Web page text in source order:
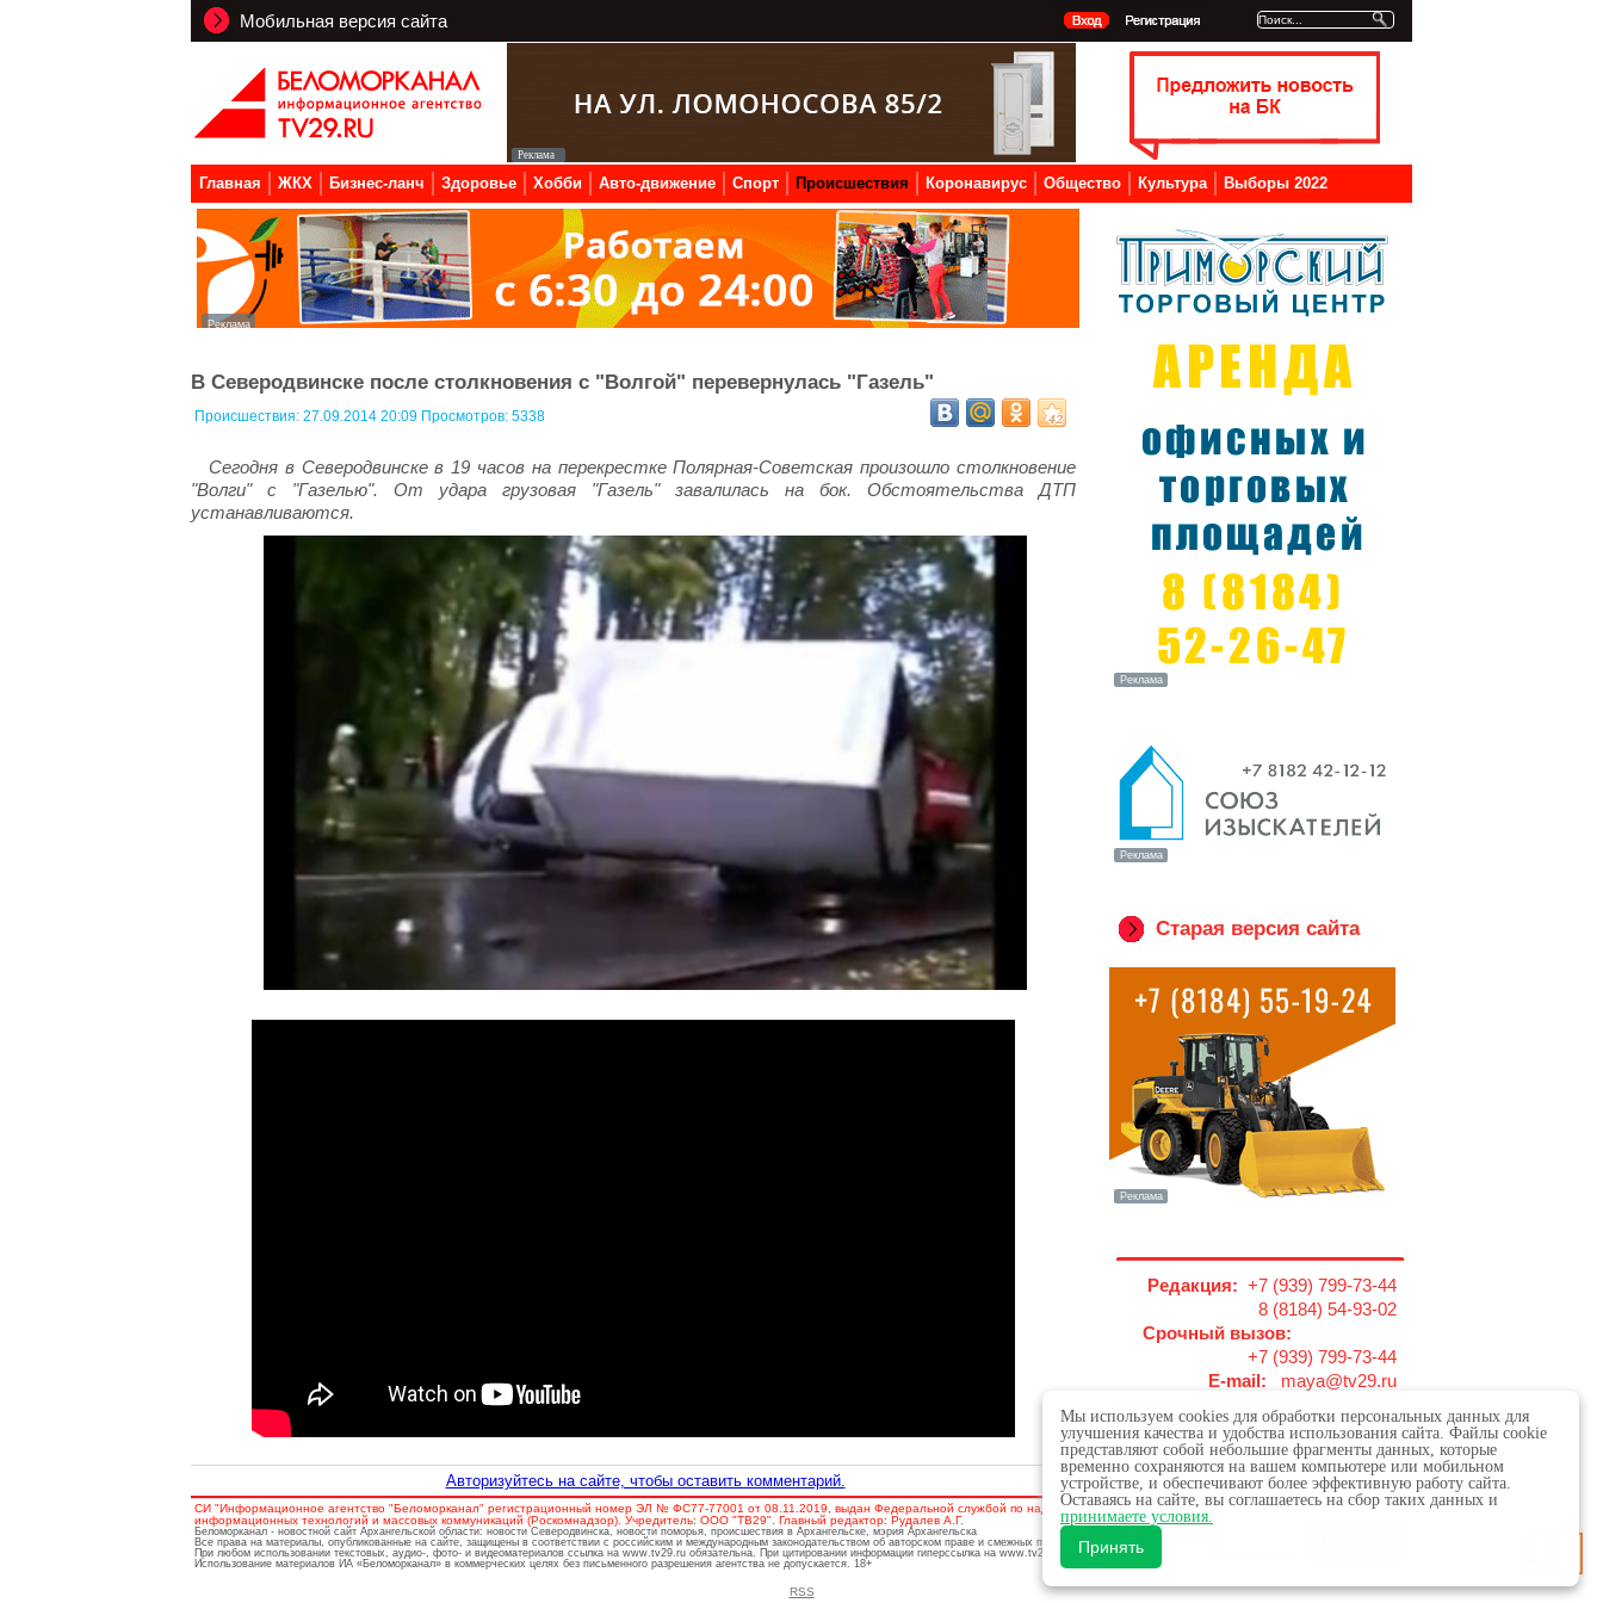
Мобильная версия сайта
Главная ЖКХ Бизнес-ланч Здоровье Хобби Авто-движение Спорт Происшествия Коронавирус Общество Культура Выборы 2022
В Северодвинске после столкновения с "Волгой" перевернулась "Газель"
Происшествия: 27.09.2014 20:09 Просмотров: 5338
Сегодня в Северодвинске в 19 часов на перекрестке Полярная-Советская произошло столкновение
"Волги" с "Газелью". От удара грузовая "Газель" завалилась на бок. Обстоятельства ДТП
устанавливаются.
Авторизуйтесь на сайте, чтобы оставить комментарий.
Старая версия сайта
Редакция: +7 (939) 799-73-44
8 (8184) 54-93-02
Срочный вызов:
+7 (939) 799-73-44
E-mail: maya@tv29.ru
СИ "Информационное агентство "Беломорканал" регистрационный номер ЭЛ № ФС77-77001 от 08.11.2019, выдан Федеральной службой по надзору в сфере связи,
информационных технологий и массовых коммуникаций (Роскомнадзор). Учредитель: ООО "ТВ29". Главный редактор: Рудалев А.Г.
Беломорканал - новостной сайт Архангельской области: новости Северодвинска, новости поморья, происшествия в Архангельске, мэрия Архангельска
Все права на материалы, опубликованные на сайте, защищены в соответствии с российским и международным законодательством об авторском праве и смежных правах.
При любом использовании текстовых, аудио-, фото- и видеоматериалов ссылка на www.tv29.ru обязательна. При цитировании информации гиперссылка на www.tv29.ru обязательна.
Использование материалов ИА «Беломорканал» в коммерческих целях без письменного разрешения агентства не допускается. 18+
RSS
Мы используем cookies для обработки персональных данных для
улучшения качества и удобства использования сайта. Файлы cookie
представляют собой небольшие фрагменты данных, которые
временно сохраняются на вашем компьютере или мобильном
устройстве, и обеспечивают более эффективную работу сайта.
Оставаясь на сайте, вы соглашаетесь на сбор таких данных и
принимаете условия.
Принять